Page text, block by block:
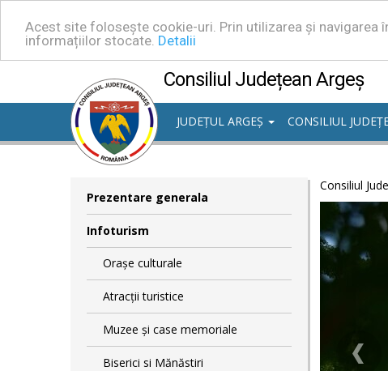
Acest site folosește cookie-uri. Prin utilizarea și navigarea
informațiilor stocate. Detalii
Consiliul Județean Argeș
JUDEȚUL ARGEȘ
CONSILIUL
Prezentare generala
Infoturism
Orașe culturale
Atracții turistice
Muzee și case memoriale
Biserici si Mănăstiri
Consiliul